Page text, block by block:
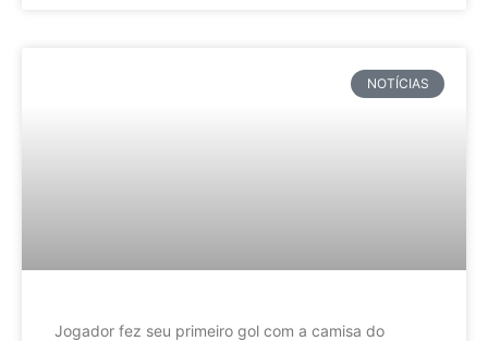
NOTÍCIAS
Jogador fez seu primeiro gol com a camisa do